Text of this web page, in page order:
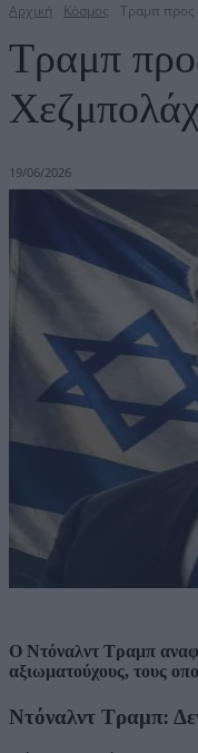
Αρχική Κόσμος Τραμπ προς
Τραμπ
19/06/2026
Ο Ντόναλντ Τραμπ
αξιωματούχους, τους
Ντόναλντ Τραμπ: